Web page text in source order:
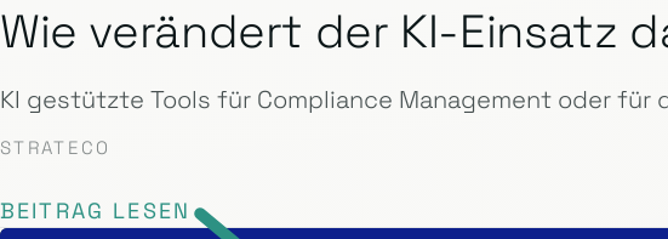
Wie verändert der KI-Einsatz
KI gestützte Tools für Compliance Management oder für
STRATECO
BEITRAG LESEN